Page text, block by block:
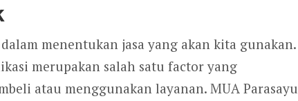
menentukan jasa yang akan kita gunakan.
merupakan salah satu factor yang
atau menggunakan layanan. MUA Parasayu